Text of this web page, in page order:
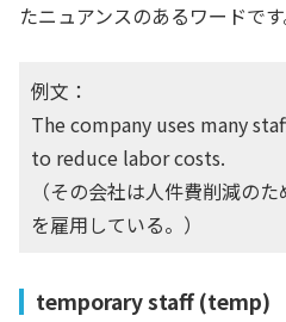
たニュアンスのあるワードです
例文：
The company uses many
to reduce labor costs.
（その会社は人件費削減の
を雇用している。）
temporary staff (temp)